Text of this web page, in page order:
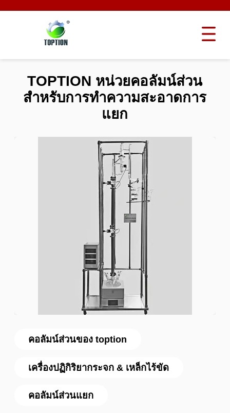
คอลัมน์ส่วนของ toption
เครื่องปฏิกิริยากระจก & เหล็กไร้ขัด
คอลัมน์ส่วนแยก
TOPTION หน่วยคอลัมน์ส่วน
สําหรับการทําความสะอาดการ
แยก